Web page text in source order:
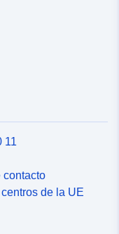
11
contacto
centros de la UE